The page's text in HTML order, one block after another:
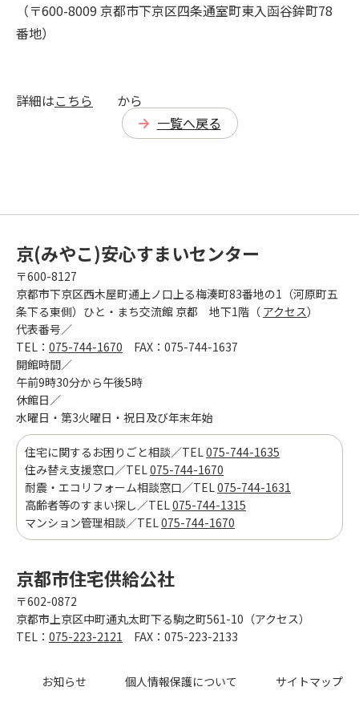
（〒600-8009 京都市下京区四条通室町東入函谷鉾町78
番地）
詳細はこちら
から
一覧へ戻る
京(みやこ)安心すまいセンター
〒600-8127
京都市下京区西木屋町通上ノ口上る梅湊町83番地の1（河原町五
条下る東側）ひと・まち交流館 京都 地下1階（ アクセス）
代表番号／
TEL： 075-744-1670 FAX：075-744-1637
開館時間／
午前9時30分から午後5時
休館日／
水曜日・第3火曜日・祝日及び年末年始
住宅に関するお困りごと相談／TEL075-744-1635
住み替え支援窓口／TEL075-744-1670
耐震・エコリフォーム相談窓口／TEL075-744-1631
高齢者等のすまい探し／TEL075-744-1315
マンション管理相談／TEL075-744-1670
京都市住宅供給公社
〒602-0872
京都市上京区中町通丸太町下る駒之町561-10（アクセス）
TEL： 075-223-2121 FAX：075-223-2133
お知らせ 個人情報保護について サイトマップ